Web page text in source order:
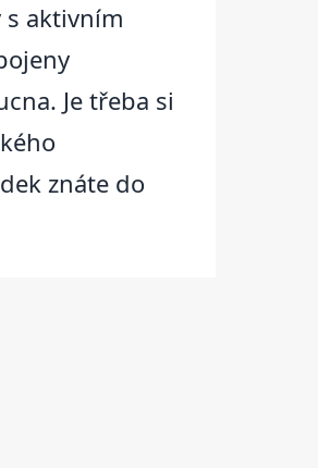
s aktivním
Je třeba si
znáte do